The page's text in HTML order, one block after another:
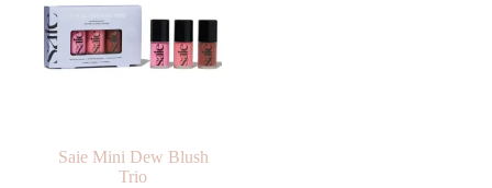
Saie Mini Dew Blush
Trio